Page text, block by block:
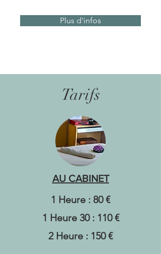
Plus d'infos
Tarifs
AU CABINET
1 Heure : 80 €
1 Heure 30 : 110 €
2 Heure : 150 €